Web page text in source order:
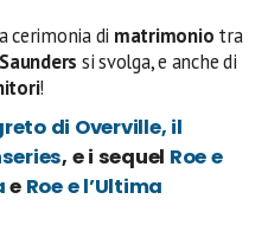
cerimonia di matrimonio tra
si svolga, e anche di
!
di Overville, il
, e i sequel Roe e
e Roe e l’Ultima